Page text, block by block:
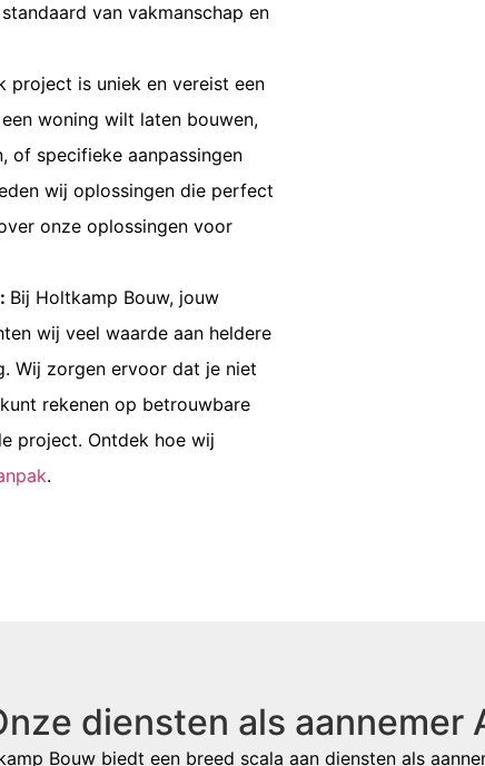
van vakmanschap en
project is uniek en vereist een
woning wilt laten bouwen,
of specifieke aanpassingen
wij oplossingen die perfect
onze oplossingen voor
Bij Holtkamp Bouw, jouw
wij veel waarde aan heldere
Wij zorgen ervoor dat je niet
rekenen op betrouwbare
project. Ontdek hoe wij
.
diensten als aannemer
Bouw biedt een breed scala aan diensten als